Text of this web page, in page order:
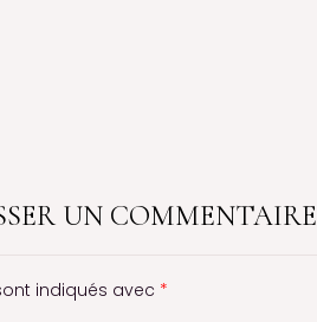
UN COMMENTAIRE
indiqués avec *